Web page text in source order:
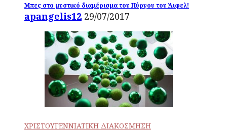
Μπες στο μυστικό διαμέρισμα του Πύργου του Άιφελ!
apangelis12 29/07/2017
ΧΡΙΣΤΟΥΓΕΝΝΙΑΤΙΚΗ ΔΙΑΚΟΣΜΗΣΗ